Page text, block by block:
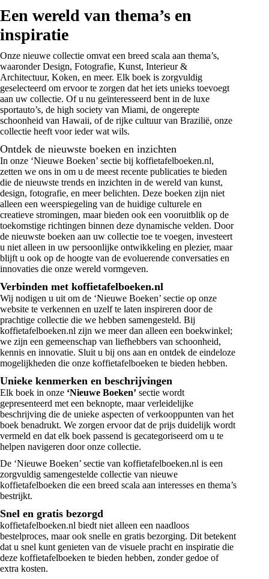
Een wereld van thema’s en
inspiratie
Onze nieuwe collectie omvat een breed scala aan thema’s,
waaronderDesign, Fotografie, Kunst, Interieur &
Architectuur, Koken, en meer. Elk boek is zorgvuldig
geselecteerd om ervoor te zorgen dat het iets unieks toevoegt
aan uw collectie. Of u nu geïnteresseerd bent in de luxe
sportauto’s, de high society van Miami, de ongerepte
schoonheid van Hawaii, of de rijke cultuur van Brazilië, onze
collectie heeft voor ieder wat wils.
Ontdek de nieuwste boeken en inzichten
In onze ‘Nieuwe Boeken’ sectie bij koffietafelboeken.nl,
zetten we ons in om u de meest recente publicaties te bieden
die de nieuwste trends en inzichten in de wereld van kunst,
design, fotografie, en meer belichten. Deze boeken zijn niet
alleen een weerspiegeling van de huidige culturele en
creatieve stromingen, maar bieden ook een vooruitblik op de
toekomstige richtingen binnen deze dynamische velden. Door
de nieuwste boeken aan uw collectie toe te voegen, investeert
u niet alleen in uw persoonlijke ontwikkeling en plezier, maar
blijft u ook op de hoogte van de evoluerende conversaties en
innovaties die onze wereld vormgeven.
Verbinden met koffietafelboeken.nl
Wij nodigen u uit om de ‘Nieuwe Boeken’ sectie op onze
website te verkennen en uzelf te laten inspireren door de
prachtige collectie die we hebben samengesteld. Bij
koffietafelboeken.nl zijn we meer dan alleen een boekwinkel;
we zijn een gemeenschap van liefhebbers van schoonheid,
kennis en innovatie. Sluit u bij ons aan en ontdek de eindeloze
mogelijkheden die onze koffietafelboeken te bieden hebben.
Unieke kenmerken en beschrijvingen
Elk boek in onze ‘Nieuwe Boeken’ sectie wordt
gepresenteerd met een beknopte, maar verleidelijke
beschrijving die de unieke aspecten of verkooppunten van het
boek benadrukt. We zorgen ervoor dat de prijs duidelijk wordt
vermeld en dat elk boek passend is gecategoriseerd om u te
helpen navigeren door onze collectie.
De ‘Nieuwe Boeken’ sectie van koffietafelboeken.nl is een
zorgvuldig samengestelde collectie van nieuwe
koffietafelboeken die een breed scala aan interesses en thema’s
bestrijkt.
Snel en gratis bezorgd
koffietafelboeken.nl biedt niet alleen een naadloos
bestelproces, maar ook snelle en gratis bezorging. Dit betekent
dat u snel kunt genieten van de visuele pracht en inspiratie die
deze koffietafelboeken te bieden hebben, zonder gedoe of
extra kosten.